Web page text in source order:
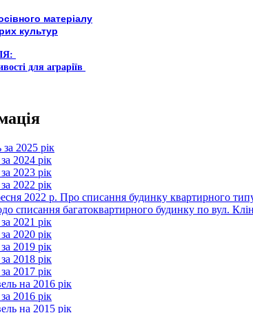
матеріалу
культур
для аграріїв
за 2025 рік
2024 рік
2023 рік
2022 рік
2022 р. Про списання будинку квартирного
багатоквартирного будинку по вул.
2021 рік
2020 рік
2019 рік
2018 рік
2017 рік
на 2016 рік
2016 рік
на 2015 рік